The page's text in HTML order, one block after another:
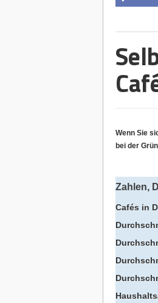
Wenn Sie
bei der
Zahlen,
Cafés in